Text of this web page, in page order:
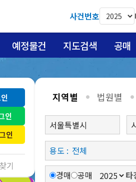
사건번호
예정물건 지도검색 공매
인
인
기
지역별 circle 법원별 circle
용도 :
경매 공매 타